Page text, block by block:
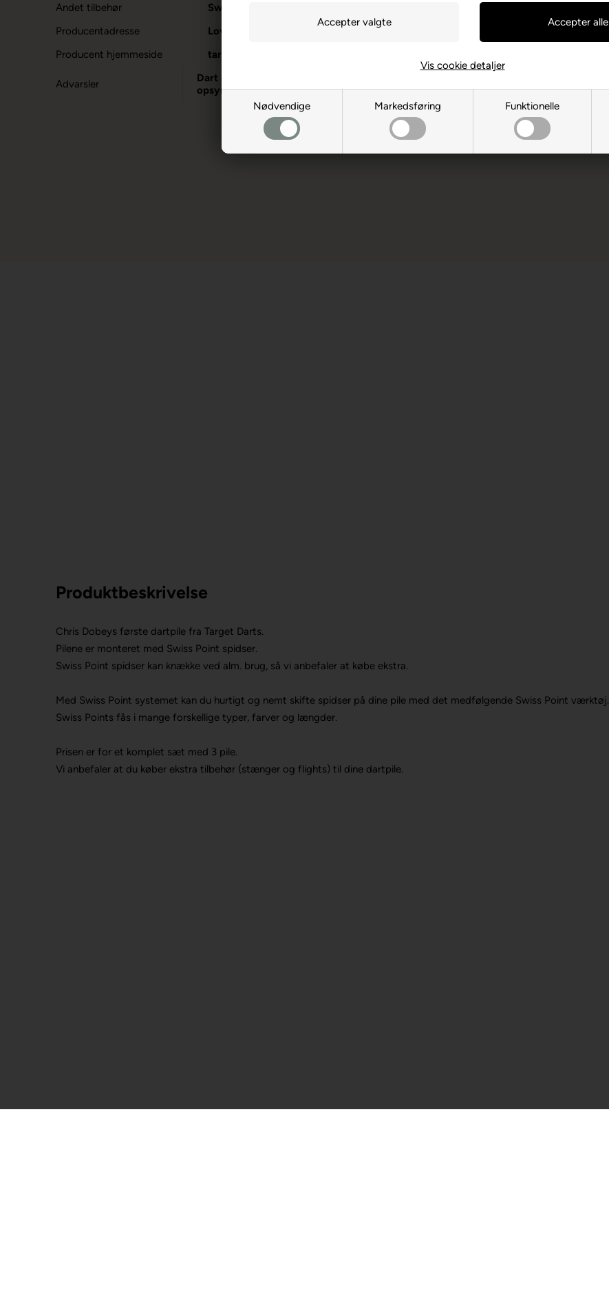
Nødvendige Markedsføring Funktionelle
Vis cookie detaljer
Andet tilbehør
Swiss Point værktøj medfølger
Producentadresse
Lovet Road, GB-CM195TB Essex
Producent hjemmeside
target-darts.co.uk
Advarsler
Dart er en sport for voksne. Børn bør ikke spille uden
opsyn.
Produktbeskrivelse
Chris Dobeys første dartpile fra Target Darts.
Pilene er monteret med Swiss Point spidser.
Swiss Point spidser kan knække ved alm. brug, så vi anbefaler at købe ekstra.
Med Swiss Point systemet kan du hurtigt og nemt skifte spidser på dine pile med det medfølgende Swiss Point værktøj.
Swiss Points fås i mange forskellige typer, farver og længder.
Prisen er for et komplet sæt med 3 pile.
Vi anbefaler at du køber ekstra tilbehør (stænger og flights) til dine dartpile.